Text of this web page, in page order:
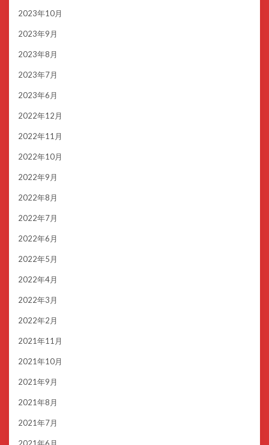
2023年10月
2023年9月
2023年8月
2023年7月
2023年6月
2022年12月
2022年11月
2022年10月
2022年9月
2022年8月
2022年7月
2022年6月
2022年5月
2022年4月
2022年3月
2022年2月
2021年11月
2021年10月
2021年9月
2021年8月
2021年7月